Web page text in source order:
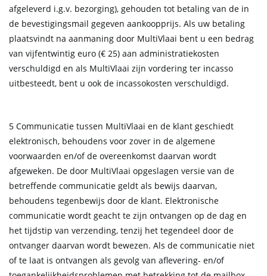
afgeleverd i.g.v. bezorging), gehouden tot betaling van de in
de bevestigingsmail gegeven aankoopprijs. Als uw betaling
plaatsvindt na aanmaning door MultiVlaai bent u een bedrag
van vijfentwintig euro (€ 25) aan administratiekosten
verschuldigd en als MultiVlaai zijn vordering ter incasso
uitbesteedt, bent u ook de incassokosten verschuldigd.
5 Communicatie tussen MultiVlaai en de klant geschiedt
elektronisch, behoudens voor zover in de algemene
voorwaarden en/of de overeenkomst daarvan wordt
afgeweken. De door MultiVlaai opgeslagen versie van de
betreffende communicatie geldt als bewijs daarvan,
behoudens tegenbewijs door de klant. Elektronische
communicatie wordt geacht te zijn ontvangen op de dag en
het tijdstip van verzending, tenzij het tegendeel door de
ontvanger daarvan wordt bewezen. Als de communicatie niet
of te laat is ontvangen als gevolg van aflevering- en/of